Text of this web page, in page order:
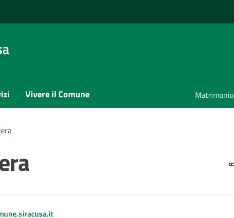
Vivere il Comune Matrimonio